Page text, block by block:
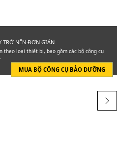
components.
is the best choice for
an integrated component of
better than Caterpillar
will-fitters - see the test
TRỞ NÊN ĐƠN GIẢN
theo loại thiết bị, bao gồm các bộ công cụ
MUA BỘ CÔNG CỤ BẢO DƯỠNG